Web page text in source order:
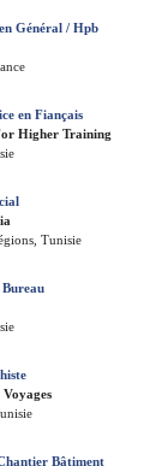
Général / Hpb
en Fiançais
Higher Training
Tunisie
Bureau
Bâtiment